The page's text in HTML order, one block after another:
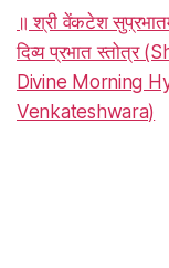
॥ श्री वेंकटेश
दिव्य प्रभात
Divine Morning
Venkateshwara)